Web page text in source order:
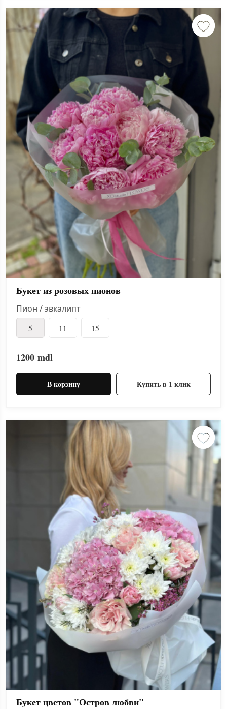
Букет из розовых пионов
Пион / эвкалипт
5 11 15
1200 mdl
В корзину Купить в 1 клик
Букет цветов "Остров любви"